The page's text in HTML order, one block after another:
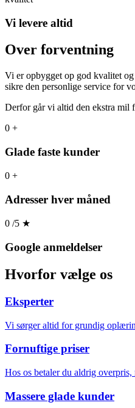
Vi levere altid
Over forventning
Vi er opbygget op god kvalitet
sikre den personlige service for
Derfor går vi altid den ekstra mil
0 +
Glade faste kunder
0 +
Adresser hver måned
0 /5 ★
Google anmeldelser
Hvorfor vælge os
Eksperter
Vi sørger altid for grundig
Fornuftige priser
Hos os betaler du aldrig
Massere glade kunder